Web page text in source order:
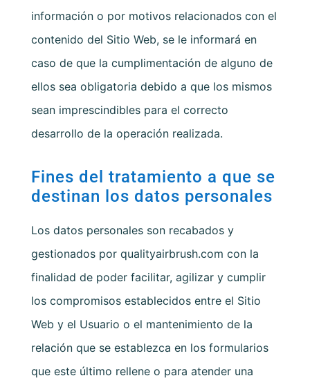
información o por motivos relacionados con el
contenido del Sitio Web, se le informará en
caso de que la cumplimentación de alguno de
ellos sea obligatoria debido a que los mismos
sean imprescindibles para el correcto
desarrollo de la operación realizada.
Fines del tratamiento a que se
destinan los datos personales
Los datos personales son recabados y
gestionados por qualityairbrush.com con la
finalidad de poder facilitar, agilizar y cumplir
los compromisos establecidos entre el Sitio
Web y el Usuario o el mantenimiento de la
relación que se establezca en los formularios
que este último rellene o para atender una